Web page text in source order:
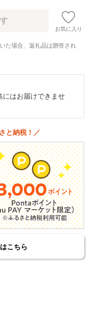
お気に入り
た場合、返礼品は贈答され
はお届けできませ
と納税！／
こちら